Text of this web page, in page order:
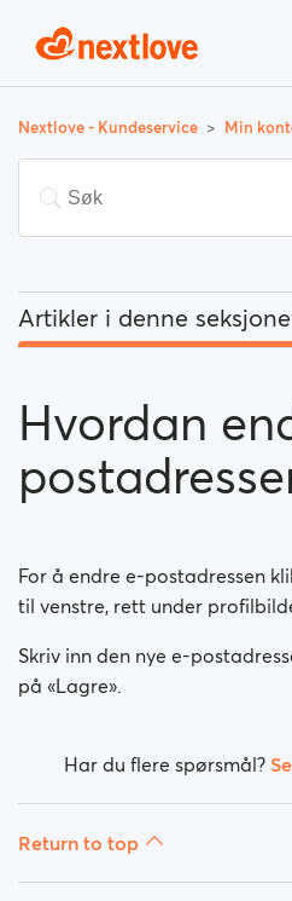
Nextlove - Kundeservice Min
Artikler i denne
Hvordan endrer jeg
Hvordan endrer
Hvordan deaktiverer jeg
Hvordan sletter jeg kontoen
deaktivere)?
Hvordan endrer jeg
Hvordan
For å endre e-postadressen
til venstre, rett under
Skriv inn den nye e-
på «Lagre».
Har du flere spørsmål?
Return to top